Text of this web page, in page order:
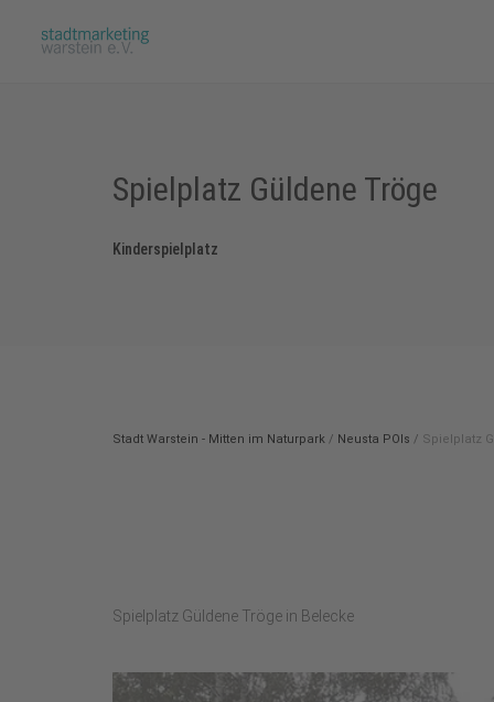
Spielplatz Güldene Tröge
Kinderspielplatz
Stadt Warstein - Mitten im Naturpark / Neusta POIs / Spielplatz
Spielplatz Güldene Tröge in Belecke